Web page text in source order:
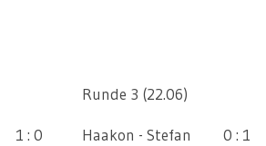
Runde 3 (22.06)
1 : 0 Haakon - Stefan 0 : 1